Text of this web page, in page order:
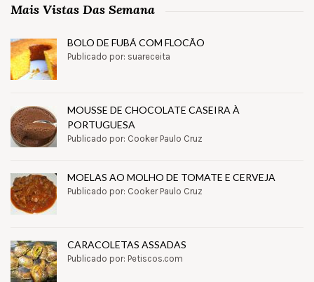
Mais Vistas Das Semana
BOLO DE FUBÁ COM FLOCÃO
Publicado por: suareceita
MOUSSE DE CHOCOLATE CASEIRA À
PORTUGUESA
Publicado por: Cooker Paulo Cruz
MOELAS AO MOLHO DE TOMATE E CERVEJA
Publicado por: Cooker Paulo Cruz
CARACOLETAS ASSADAS
Publicado por: Petiscos.com